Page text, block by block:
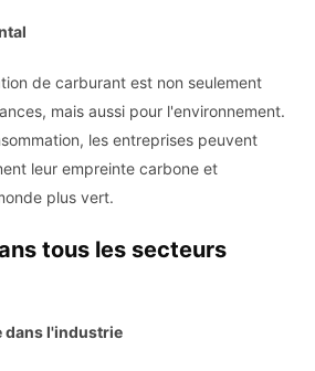
de carburant est non seulement
mais aussi pour l'environnement.
les entreprises peuvent
leur empreinte carbone et
plus vert.
tous les secteurs
dans l'industrie